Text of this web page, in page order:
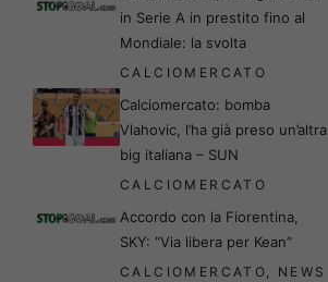
in Serie A in prestito fino al
Mondiale: la svolta
CALCIOMERCATO
Calciomercato: bomba
Vlahovic, l’ha già preso un’altra
big italiana – SUN
CALCIOMERCATO
Accordo con la Fiorentina,
SKY: “Via libera per Kean”
CALCIOMERCATO, NEWS